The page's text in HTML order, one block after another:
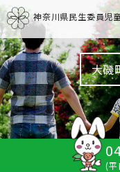
神奈川県民生委員児
大磯
(平